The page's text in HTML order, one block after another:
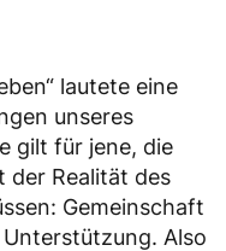
lautete eine
unseres
gilt für jene, die
der Realität des
Gemeinschaft
Also